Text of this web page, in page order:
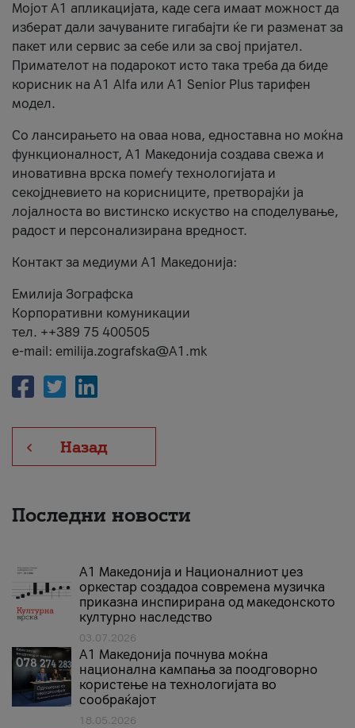
Мојот А1 апликацијата, каде сега имаат можност да
изберат дали зачуваните гигабајти ќе ги разменат за
пакет или сервис за себе или за свој пријател.
Примателот на подарокот исто така треба да биде
корисник на А1 Alfa или A1 Senior Plus тарифен
модел.
Со лансирањето на оваа нова, едноставна но моќна
функционалност, А1 Македонија создава свежа и
иновативна врска помеѓу технологијата и
секојдневието на корисниците, претворајќи ја
лојалноста во вистинско искуство на споделување,
радост и персонализирана вредност.
Контакт за медиуми А1 Македонија:
Емилија Зографска
Корпоративни комуникации
тел. ++389 75 400505
e-mail: emilija.zografska@A1.mk
Назад
Последни новости
А1 Македонија и Националниот џез
оркестар создадоа современа музичка
приказна инспирирана од македонското
културно наследство
03.07.2026
A1 Македонија почнува моќна
национална кампања за поодговорно
користење на технологијата во
сообраќајот
18.05.2026